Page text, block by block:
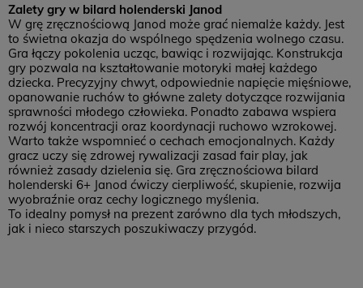
Zalety gry w bilard holenderski Janod
W grę zręcznościową Janod może grać niemalże każdy. Jest
to świetna okazja do wspólnego spędzenia wolnego czasu.
Gra łączy pokolenia ucząc, bawiąc i rozwijając. Konstrukcja
gry pozwala na kształtowanie motoryki małej każdego
dziecka. Precyzyjny chwyt, odpowiednie napięcie mięśniowe,
opanowanie ruchów to główne zalety dotyczące rozwijania
sprawności młodego człowieka. Ponadto zabawa wspiera
rozwój koncentracji oraz koordynacji ruchowo wzrokowej.
Warto także wspomnieć o cechach emocjonalnych. Każdy
gracz uczy się zdrowej rywalizacji zasad fair play, jak
również zasady dzielenia się. Gra zręcznościowa bilard
holenderski 6+ Janod ćwiczy cierpliwość, skupienie, rozwija
wyobraźnie oraz cechy logicznego myślenia.
To idealny pomysł na prezent zarówno dla tych młodszych,
jak i nieco starszych poszukiwaczy przygód.